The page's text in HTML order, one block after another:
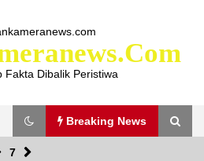
Fakta Dibalik Peristiwa
Breaking News
7